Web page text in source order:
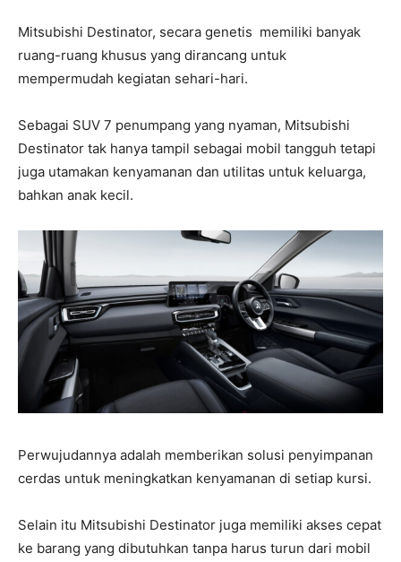
Mitsubishi Destinator, secara genetis memiliki banyak
ruang-ruang khusus yang dirancang untuk
mempermudah kegiatan sehari-hari.
Sebagai SUV 7 penumpang yang nyaman, Mitsubishi
Destinator tak hanya tampil sebagai mobil tangguh tetapi
juga utamakan kenyamanan dan utilitas untuk keluarga,
bahkan anak kecil.
Perwujudannya adalah memberikan solusi penyimpanan
cerdas untuk meningkatkan kenyamanan di setiap kursi.
Selain itu Mitsubishi Destinator juga memiliki akses cepat
ke barang yang dibutuhkan tanpa harus turun dari mobil